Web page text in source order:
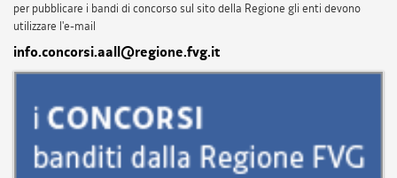
per pubblicare i bandi di concorso sul sito della Regione gli enti devono
utilizzare l'e-mail
info.concorsi.aall@regione.fvg.it